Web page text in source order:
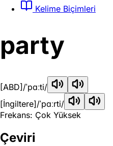
Kelime Biçimleri
party
[ABD] /ˈpɑːti/
[İngiltere]/ˈpɑːrti/
Frekans: Çok Yüksek
Çeviri